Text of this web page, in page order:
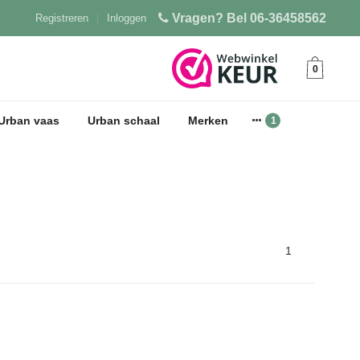
Vragen? Bel 06-36458562
Inloggen
Registreren
0
vaas Urban schaal Merken
1